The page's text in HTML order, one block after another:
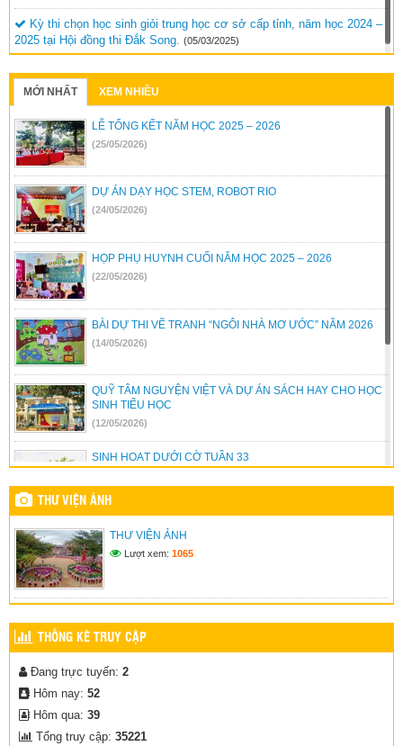
Kỳ thi chọn học sinh giỏi trung học cơ sở cấp tỉnh, năm học 2024 –
2025 tại Hội đồng thi Đắk Song.
(05/03/2025)
MỚI NHẤT XEM NHIỀU
LỄ TỔNG KẾT NĂM HỌC 2025 – 2026
(25/05/2026)
DỰ ÁN DẠY HỌC STEM, ROBOT RIO
(24/05/2026)
HỌP PHỤ HUYNH CUỐI NĂM HỌC 2025 – 2026
(22/05/2026)
BÀI DỰ THI VẼ TRANH “NGÔI NHÀ MƠ ƯỚC” NĂM 2026
(14/05/2026)
QUỸ TÂM NGUYỆN VIỆT VÀ DỰ ÁN SÁCH HAY CHO HỌC
SINH TIỂU HỌC
(12/05/2026)
SINH HOẠT DƯỚI CỜ TUẦN 33
(23/04/2026)
HƯỞNG ỨNG NGÀY SÁCH VÀ VĂN HÓA ĐỌC VIỆT NAM
21/04/2026
(15/04/2026)
THƯ VIỆN ẢNH
THƯ VIỆN ẢNH
Lượt xem: 1065
THỐNG KÊ TRUY CẬP
Đang trực tuyến: 2
Hôm nay: 52
Hôm qua: 39
Tổng truy cập: 35221